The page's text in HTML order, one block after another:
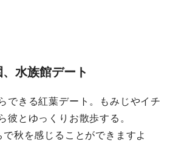
水族館デート
できる紅葉デート。もみじやイチ
彼とゆっくりお散歩する。
秋を感じることができますよ